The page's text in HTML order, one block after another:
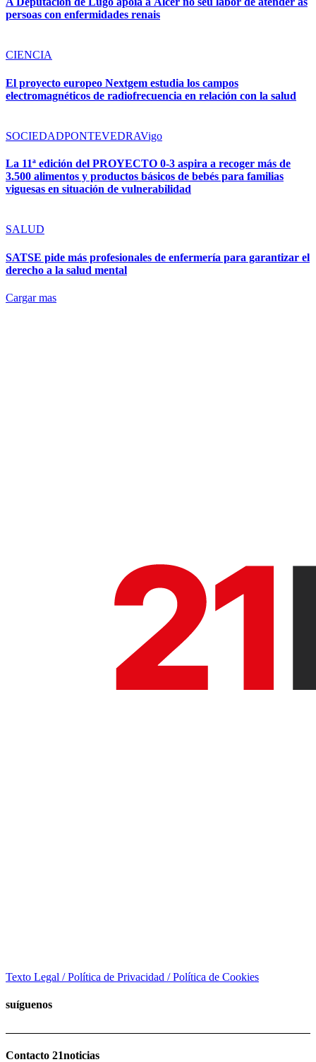
persoas con enfermidades renais
CIENCIA
El proyecto europeo Nextgem estudia los campos
electromagnéticos de radiofrecuencia en relación con la salud
SOCIEDADPONTEVEDRAVigo
La 11ª edición del PROYECTO 0-3 aspira a recoger más de
3.500 alimentos y productos básicos de bebés para familias
viguesas en situación de vulnerabilidad
SALUD
SATSE pide más profesionales de enfermería para garantizar el
derecho a la salud mental
Cargar mas
Texto Legal / Política de Privacidad / Política de Cookies
suíguenos
Contacto 21noticias